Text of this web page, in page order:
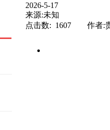
2026-5-17
来源:未知
点击数: 1607 作者: